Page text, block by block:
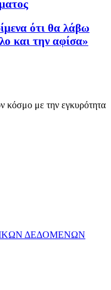
ότι θα λάβω
και την αφίσα»
κόσμο με την εγκυρότητα
ΔΕΔΟΜΕΝΩΝ